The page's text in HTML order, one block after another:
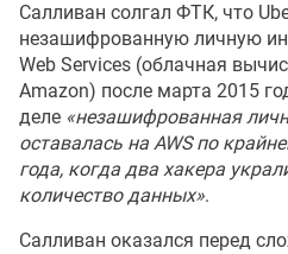
Салливан солгал ФТК, что
незашифрованную личную
Web Services (облачная
Amazon) после марта 2015
деле «незашифрованная
оставалась на AWS по
года, когда два хакера
количество данных».
Салливан оказался перед